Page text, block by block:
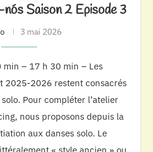
Saison 2 Episode 3
3 mai 2026
– 17 h 30 min – Les
2025-2026 restent consacrés
Pour compléter l’atelier
nous proposons depuis la
aux danses solo. Le
« style ancien » ou